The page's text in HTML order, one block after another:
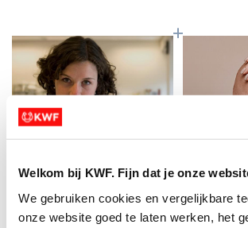
Welkom bij KWF. Fijn dat je onze
We gebruiken cookies en vergelijkbare
onze website goed te laten werken, het
Baanbrekend
onderzoek
Meer